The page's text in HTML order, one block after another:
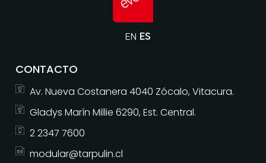
EN ES
CONTACTO
Av. Nueva Costanera 4040 Zócalo, Vitacura.
Gladys Marín Millie 6290, Est. Central.
2 2347 7600
modular@tarpulin.cl